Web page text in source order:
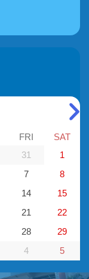
FRI
SAT
31
1
7
8
14
15
21
22
28
29
4 5